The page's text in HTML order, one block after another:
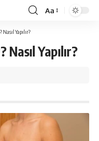
Yazı
Boyutlandırıcı
Aa
Yapılır?
Yapılır?